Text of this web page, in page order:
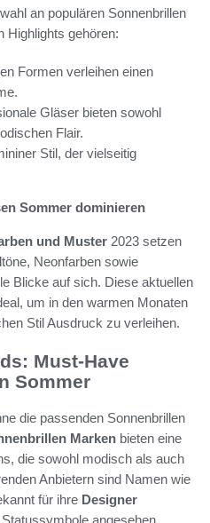
an populären Sonnenbrillen
Highlights gehören:
Formen verleihen einen
Gläser bieten sowohl
Flair.
Stil, der vielseitig
Sommer dominieren
und Muster 2023 setzen
Neonfarben sowie
Blicke auf sich. Diese aktuellen
um in den warmen Monaten
Stil Ausdruck zu verleihen.
Must-Have
Sommer
die passenden Sonnenbrillen
Marken bieten eine
die sowohl modisch als auch
Anbietern sind Namen wie
für ihre Designer
angesehen